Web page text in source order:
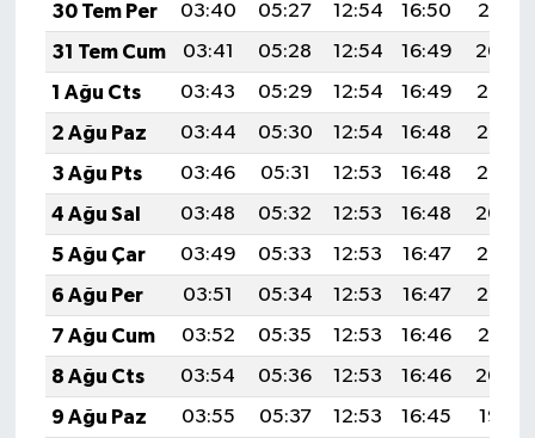
30 Tem Per
03:40 05:27 12:54 16:50
20:10
31 Tem Cum
03:41 05:28 12:54 16:49
20:09
1 Ağu Cts
03:43 05:29 12:54 16:49
20:08
2 Ağu Paz
03:44 05:30 12:54 16:48
20:07
3 Ağu Pts
03:46 05:31 12:53 16:48
20:06
4 Ağu Sal
03:48 05:32 12:53 16:48
20:04
5 Ağu Çar
03:49 05:33 12:53 16:47
20:03
6 Ağu Per
03:51 05:34 12:53 16:47
20:02
7 Ağu Cum
03:52 05:35 12:53 16:46
20:01
8 Ağu Cts
03:54 05:36 12:53 16:46
20:00
9 Ağu Paz
03:55 05:37 12:53 16:45
19:58